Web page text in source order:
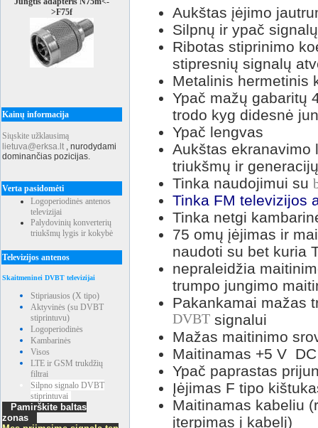
>F75f
Kainų informacija
Siųskite užklausimą
lietuva@erksa.lt , nurodydami
dominančias pozicijas.
Verta pasidomėti
Logoperiodinės antenos
televizijai
Palydovinių konverterių
triukšmų lygis ir kokybė
Televizijos antenos
Skaitmeninei DVBT televizijai
Stipriausios (X tipo)
Aktyvinės (su DVBT
stiprintuvu)
Logoperiodinės
Kambarinės
Visos
LTE ir GSM trukdžių
filtrai
Silpno signalo DVBT
stiprintuvai
Pamirškite baltas
zonas
Aukštas įėjimo
Silpnų ir ypač
Ribotas stiprinimo
stipresnių signalų
Metalinis hermetinis
Ypač mažų gabaritų
trodo kyg didesnė
Ypač lengvas
Aukštas ekranavimo
triukšmų ir generacijų
Tinka naudojimui su
Tinka FM televizijos
Tinka netgi
75 omų įėjimas ir
naudoti su bet kuria
nepraleidžia
trumpo jungimo
Pakankamai mažas
DVBT signalui
Mažas maitinimo
Maitinamas +5 V
Ypač paprastas
Įėjimas F tipo
Maitinamas kabeliu
įterpimas į kabelį)